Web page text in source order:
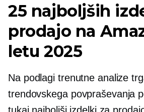
25 najboljših
prodajo na
letu 2025
Na podlagi trenutne analize
trendovskega povpraševanja